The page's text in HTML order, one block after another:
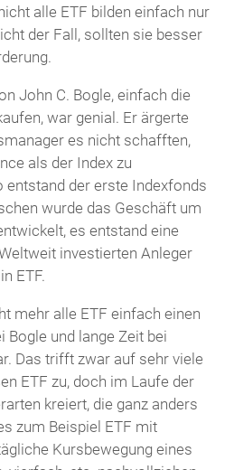
alle ETF bilden einfach nur
der Fall, sollten sie besser
John C. Bogle, einfach die
war genial. Er ärgerte
es nicht schafften,
als der Index zu
der erste Indexfonds
wurde das Geschäft um
es entstand eine
investierten Anleger
ETF.
mehr alle ETF einfach einen
Bogle und lange Zeit bei
Das trifft zwar auf sehr viele
ETF zu, doch im Laufe der
kreiert, die ganz anders
zum Beispiel ETF mit
Kursbewegung eines